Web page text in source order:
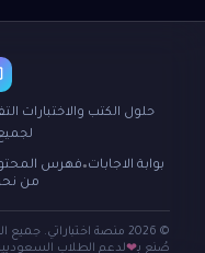
حلول الكتب والاختبارات
بوابة الاجابات ● فهرس
من
© 2026 منصة اختباراتي. جميع الحقوق محفوظة.
صُنع بـ❤لدعم الطلاب